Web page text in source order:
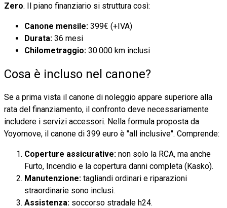
Zero. Il piano finanziario si struttura così:
Canone mensile: 399€ (+IVA)
Durata: 36 mesi
Chilometraggio: 30.000 km inclusi
Cosa è incluso nel canone?
Se a prima vista il canone di noleggio appare superiore alla
rata del finanziamento, il confronto deve necessariamente
includere i servizi accessori. Nella formula proposta da
Yoyomove, il canone di 399 euro è "all inclusive". Comprende:
Coperture assicurative: non solo la RCA, ma anche
Furto, Incendio e la copertura danni completa (Kasko).
Manutenzione: tagliandi ordinari e riparazioni
straordinarie sono inclusi.
Assistenza: soccorso stradale h24.